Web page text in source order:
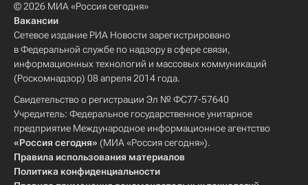
© 2026 МИА «Россия сегодня»
Вакансии
Сетевое издание РИА Новости зарегистрировано
в Федеральной службе по надзору в сфере связи,
информационных технологий и массовых коммуникаций
(Роскомнадзор) 08 апреля 2014 года.
Свидетельство о регистрации Эл № ФС77-57640
Учредитель: Федеральное государственное унитарное
предприятие Международное информационное агентство
«Россия сегодня» (МИА «Россия сегодня»).
Правила использования материалов
Политика конфиденциальности